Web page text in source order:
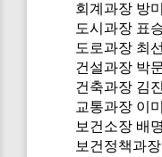
회계과장 방
도시과장 표
도로과장 최
건설과장 박
건축과장 김
교통과장 이
보건소장 배
보건정책과